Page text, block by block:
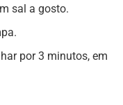
sal a gosto.
por 3 minutos, em